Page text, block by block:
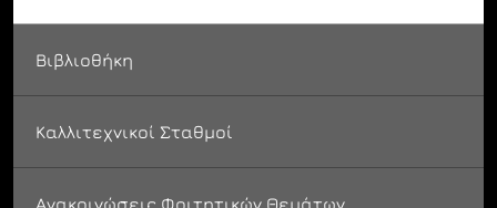
Βιβλιοθήκη
Καλλιτεχνικοί Σταθμοί
Ανακοινώσεις Φοιτητικών Θεμάτων